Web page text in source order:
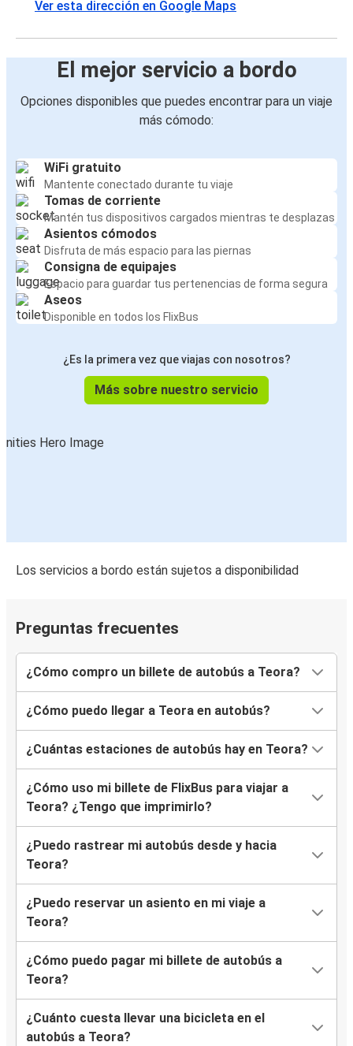
Ver esta dirección en Google Maps
El mejor servicio a bordo
Opciones disponibles que puedes encontrar para un viaje
más cómodo:
WiFi gratuito
Mantente conectado durante tu viaje
Tomas de corriente
Mantén tus dispositivos cargados mientras te desplazas
Asientos cómodos
Disfruta de más espacio para las piernas
Consigna de equipajes
Espacio para guardar tus pertenencias de forma segura
Aseos
Disponible en todos los FlixBus
¿Es la primera vez que viajas con nosotros?
Más sobre nuestro servicio
Los servicios a bordo están sujetos a disponibilidad
Preguntas frecuentes
¿Cómo compro un billete de autobús a Teora?
¿Cómo puedo llegar a Teora en autobús?
¿Cuántas estaciones de autobús hay en Teora?
¿Cómo uso mi billete de FlixBus para viajar a
Teora? ¿Tengo que imprimirlo?
¿Puedo rastrear mi autobús desde y hacia
Teora?
¿Puedo reservar un asiento en mi viaje a
Teora?
¿Cómo puedo pagar mi billete de autobús a
Teora?
¿Cuánto cuesta llevar una bicicleta en el
autobús a Teora?